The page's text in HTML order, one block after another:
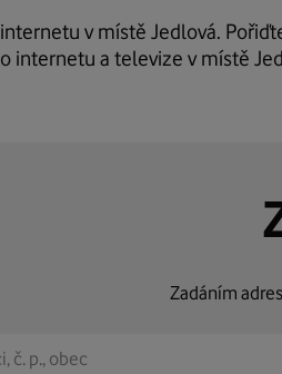
v místě Jedlová.
internetu a televize v místě
Zadáním